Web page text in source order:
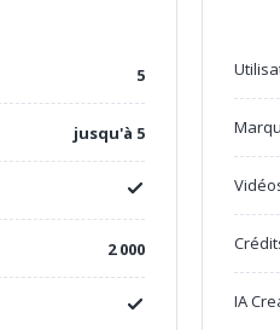
5
jusqu'à 5
2 000
IA